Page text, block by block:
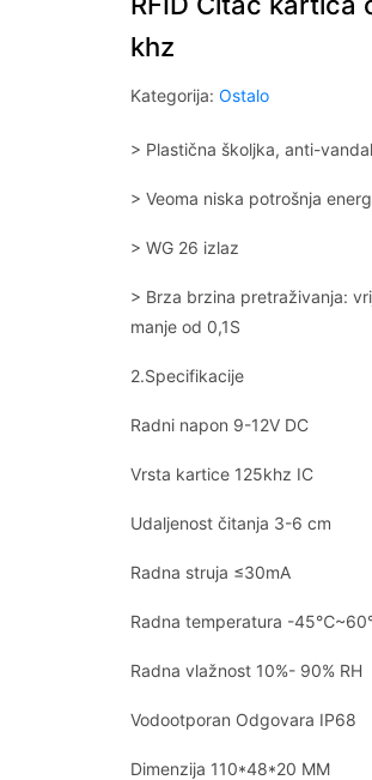
khz
Kategorija:Ostalo
> Plastična školjka, anti-vandal
> Veoma niska potrošnja
> WG 26 izlaz
> Brza brzina pretraživanja:
manje od 0,1S
2.Specifikacije
Radni napon 9-12V DC
Vrsta kartice 125khz IC
Udaljenost čitanja 3-6 cm
Radna struja ≤30mA
Radna temperatura -
Radna vlažnost 10%- 90% RH
Vodootporan Odgovara IP68
Dimenzija 110*48*20 MM